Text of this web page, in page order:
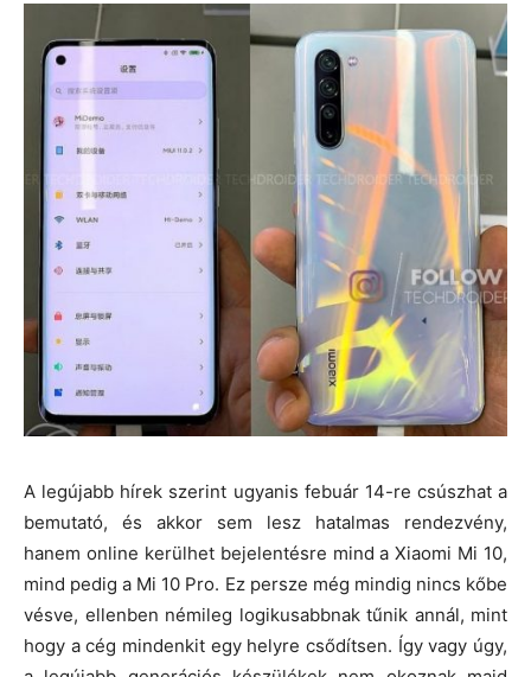
A legújabb hírek szerint ugyanis febuár 14-re csúszhat a
bemutató, és akkor sem lesz hatalmas rendezvény,
hanem online kerülhet bejelentésre mind a Xiaomi Mi 10,
mind pedig a Mi 10 Pro. Ez persze még mindig nincs kőbe
vésve, ellenben némileg logikusabbnak tűnik annál, mint
hogy a cég mindenkit egy helyre csődítsen. Így vagy úgy,